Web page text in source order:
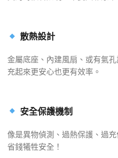
散熱設計
金屬底座、內建風扇、或有氣
充起來更安心也更有效率。
安全保護機制
像是異物偵測、過熱保護、過
省錢犧牲安全！